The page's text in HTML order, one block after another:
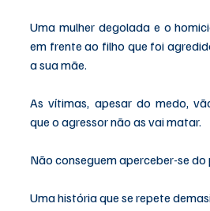
Uma mulher degolada e o
em frente ao filho que foi
a sua mãe.
As vítimas, apesar do medo,
que o agressor não as vai matar.
Não conseguem aperceber-se do
Uma história que se repete